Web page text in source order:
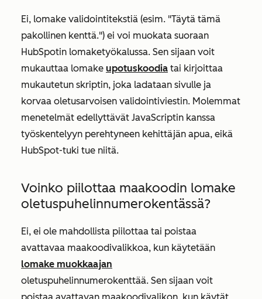
Ei, lomake validointitekstiä (esim. "Täytä tämä
pakollinen kenttä.") ei voi muokata suoraan
HubSpotin lomaketyökalussa. Sen sijaan voit
mukauttaa lomake upotuskoodia tai kirjoittaa
mukautetun skriptin, joka ladataan sivulle ja
korvaa oletusarvoisen validointiviestin. Molemmat
menetelmät edellyttävät JavaScriptin kanssa
työskentelyyn perehtyneen kehittäjän apua, eikä
HubSpot-tuki tue niitä.
Voinko piilottaa maakoodin lomake
oletuspuhelinnumerokentässä?
Ei, ei ole mahdollista piilottaa tai poistaa
avattavaa maakoodivalikkoa, kun käytetään
lomake muokkaajan
oletuspuhelinnumerokenttää. Sen sijaan voit